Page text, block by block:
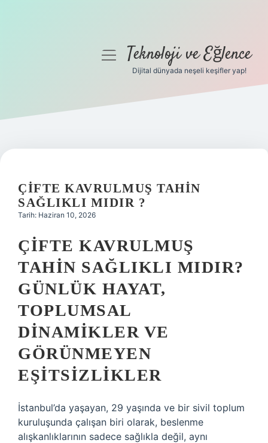
Gizlilik Politikası
Yasal Uyarı
menüyüTeknoloji ve Eğlence
Dijital dünyada neşeli keşifler yap!
ÇIFTE KAVRULMUŞ TAHIN
SAĞLIKLI MIDIR ?
Tarih: Haziran 10, 2026
ÇIFTE KAVRULMUŞ
TAHIN SAĞLIKLI MIDIR?
GÜNLÜK HAYAT,
TOPLUMSAL
DINAMIKLER VE
GÖRÜNMEYEN
EŞITSIZLIKLER
İstanbul’da yaşayan, 29 yaşında ve bir sivil toplum
kuruluşunda çalışan biri olarak, beslenme
alışkanlıklarının sadece sağlıkla değil, aynı